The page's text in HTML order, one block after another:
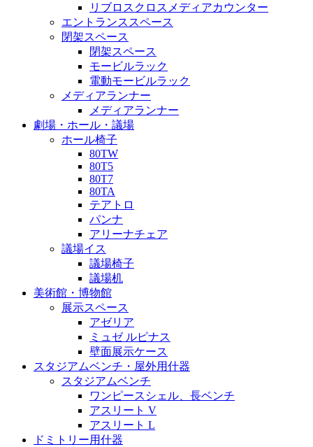
リブロスクロスメディアカウンター
エントランススペース
閉架スペース
閉架スペース
モービルラック
電動モービルラック
メディアランナー
メディアランナー
劇場・ホール・議場
ホール椅子
80TW
80T5
80T7
80TA
テアトロ
パンナ
アリーナチェア
議場イス
議場椅子
議場机
美術館・博物館
展示スペース
アゼリア
ミュゼ ルピナス
壁面展示ケース
スタジアムベンチ・屋外用什器
スタジアムベンチ
ワンピースシェル、長ベンチ
アスリート V
アスリート L
ドミトリー用什器